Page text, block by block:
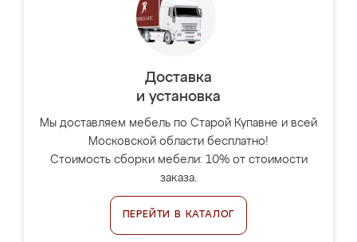
Доставка
и установка
Мы доставляем мебель по Старой Купавне и всей
Московской области бесплатно!
Стоимость сборки мебели: 10% от стоимости
заказа.
ПЕРЕЙТИ В КАТАЛОГ